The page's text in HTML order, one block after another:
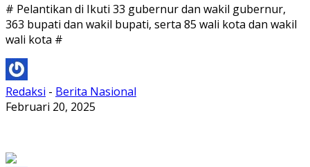
# Pelantikan di Ikuti 33 gubernur dan wakil gubernur,
363 bupati dan wakil bupati, serta 85 wali kota dan wakil
wali kota #
Redaksi - Berita Nasional
Februari 20, 2025